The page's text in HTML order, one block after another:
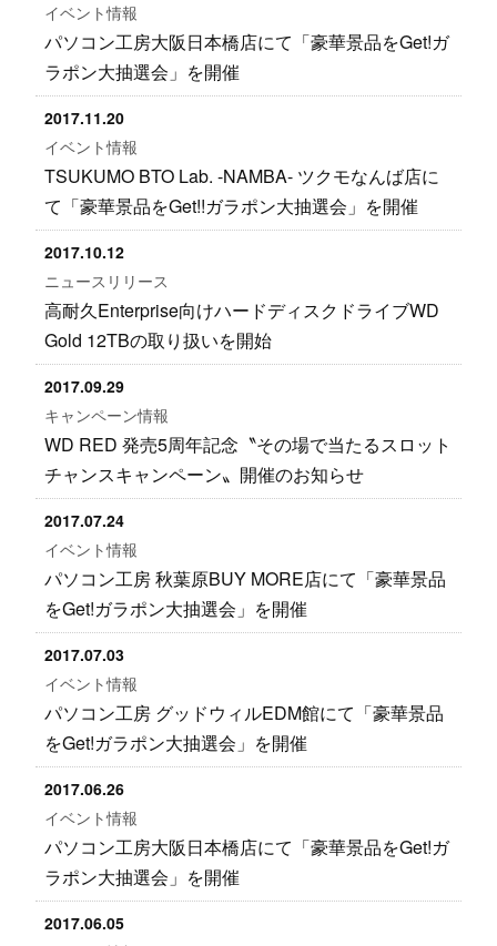
イベント情報
パソコン工房大阪日本橋店にて「豪華景品をGet!ガ
ラポン大抽選会」を開催
2017.11.20
イベント情報
TSUKUMO BTO Lab. -NAMBA- ツクモなんば店に
て「豪華景品をGet!!ガラポン大抽選会」を開催
2017.10.12
ニュースリリース
高耐久Enterprise向けハードディスクドライブWD
Gold 12TBの取り扱いを開始
2017.09.29
キャンペーン情報
WD RED 発売5周年記念〝その場で当たるスロット
チャンスキャンペーン〟開催のお知らせ
2017.07.24
イベント情報
パソコン工房 秋葉原BUY MORE店にて「豪華景品
をGet!ガラポン大抽選会」を開催
2017.07.03
イベント情報
パソコン工房 グッドウィルEDM館にて「豪華景品
をGet!ガラポン大抽選会」を開催
2017.06.26
イベント情報
パソコン工房大阪日本橋店にて「豪華景品をGet!ガ
ラポン大抽選会」を開催
2017.06.05